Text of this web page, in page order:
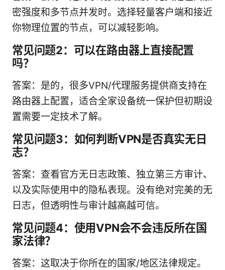
密强度和多节点并发时。选择轻量客户端和接近
你物理位置的节点，可以减轻影响。
常见问题2：可以在路由器上直接配置
吗？
答案：是的，很多VPN/代理服务提供商支持在
路由器上配置，适合全家设备统一保护但初期设
置需要一定技术了解。
常见问题3：如何判断VPN是否真实无日
志？
答案：查看官方无日志政策、独立第三方审计、
以及实际使用中的隐私表现。没有绝对完美的无
日志，但透明性与审计越高越可信。
常见问题4：使用VPN会不会违反所在国
家法律？
答案：这取决于你所在的国家/地区法律规定。